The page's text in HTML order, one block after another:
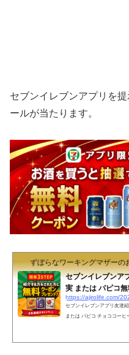
セブンイレブンアプリを
ールが当たります。
ずぼらなワーキングマザーの
セブンイレブンア
実 または パピコ
セブンイレブンアプリ友達
または パピコ チョココーヒ